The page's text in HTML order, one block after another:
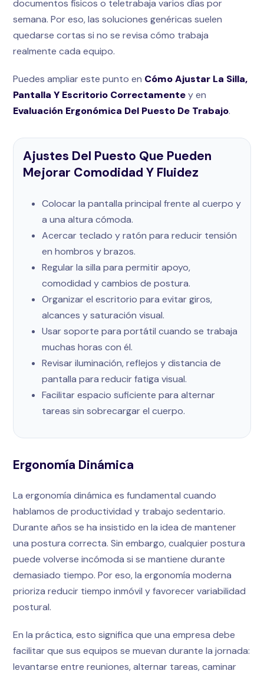
documentos físicos o teletrabaja varios días por
semana. Por eso, las soluciones genéricas suelen
quedarse cortas si no se revisa cómo trabaja
realmente cada equipo.
Puedes ampliar este punto en Cómo Ajustar La Silla,
Pantalla Y Escritorio Correctamentey en
Evaluación Ergonómica Del Puesto De Trabajo.
Ajustes Del Puesto Que Pueden
Mejorar Comodidad Y Fluidez
Colocar la pantalla principal frente al cuerpo y
a una altura cómoda.
Acercar teclado y ratón para reducir tensión
en hombros y brazos.
Regular la silla para permitir apoyo,
comodidad y cambios de postura.
Organizar el escritorio para evitar giros,
alcances y saturación visual.
Usar soporte para portátil cuando se trabaja
muchas horas con él.
Revisar iluminación, reflejos y distancia de
pantalla para reducir fatiga visual.
Facilitar espacio suficiente para alternar
tareas sin sobrecargar el cuerpo.
Ergonomía Dinámica
La ergonomía dinámica es fundamental cuando
hablamos de productividad y trabajo sedentario.
Durante años se ha insistido en la idea de mantener
una postura correcta. Sin embargo, cualquier postura
puede volverse incómoda si se mantiene durante
demasiado tiempo. Por eso, la ergonomía moderna
prioriza reducir tiempo inmóvil y favorecer variabilidad
postural.
En la práctica, esto significa que una empresa debe
facilitar que sus equipos se muevan durante la jornada:
levantarse entre reuniones, alternar tareas, caminar